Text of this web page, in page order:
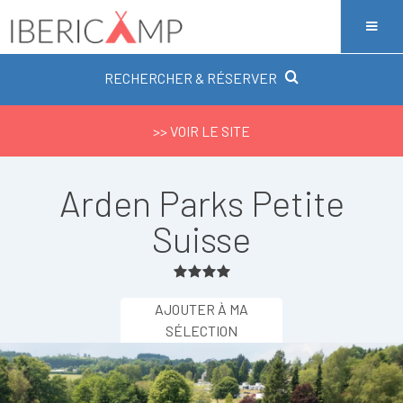
RECHERCHER & RÉSERVER
>> VOIR LE SITE
Arden Parks Petite
Suisse
AJOUTER À MA
SÉLECTION